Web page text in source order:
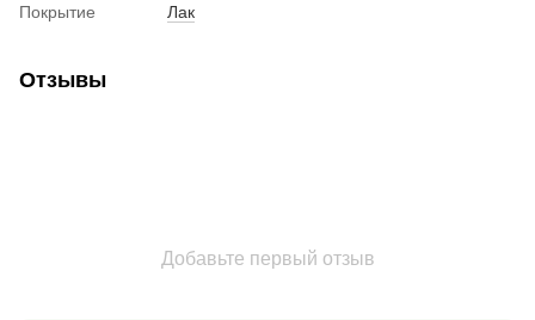
Покрытие
Лак
Отзывы
Добавьте первый отзыв